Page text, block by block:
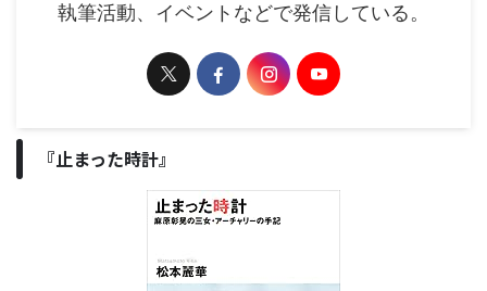
執筆活動、イベントなどで発信している。
『止まった時計』